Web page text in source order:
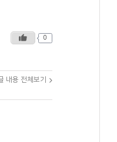
0
내용 전체보기